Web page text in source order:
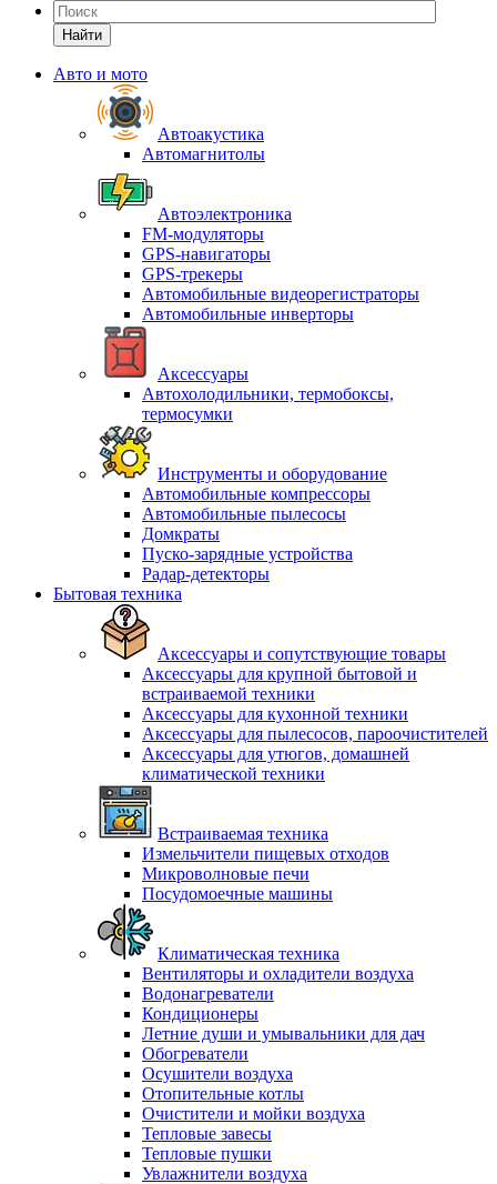
Найти
Авто и мото
Автоакустика
Автомагнитолы
Автоэлектроника
FM-модуляторы
GPS-навигаторы
GPS-трекеры
Автомобильные видеорегистраторы
Автомобильные инверторы
Аксессуары
Автохолодильники, термобоксы,
термосумки
Инструменты и оборудование
Автомобильные компрессоры
Автомобильные пылесосы
Домкраты
Пуско-зарядные устройства
Радар-детекторы
Бытовая техника
Аксессуары и сопутствующие товары
Аксессуары для крупной бытовой и
встраиваемой техники
Аксессуары для кухонной техники
Аксессуары для пылесосов, пароочистителей
Аксессуары для утюгов, домашней
климатической техники
Встраиваемая техника
Измельчители пищевых отходов
Микроволновые печи
Посудомоечные машины
Климатическая техника
Вентиляторы и охладители воздуха
Водонагреватели
Кондиционеры
Летние души и умывальники для дач
Обогреватели
Осушители воздуха
Отопительные котлы
Очистители и мойки воздуха
Тепловые завесы
Тепловые пушки
Увлажнители воздуха